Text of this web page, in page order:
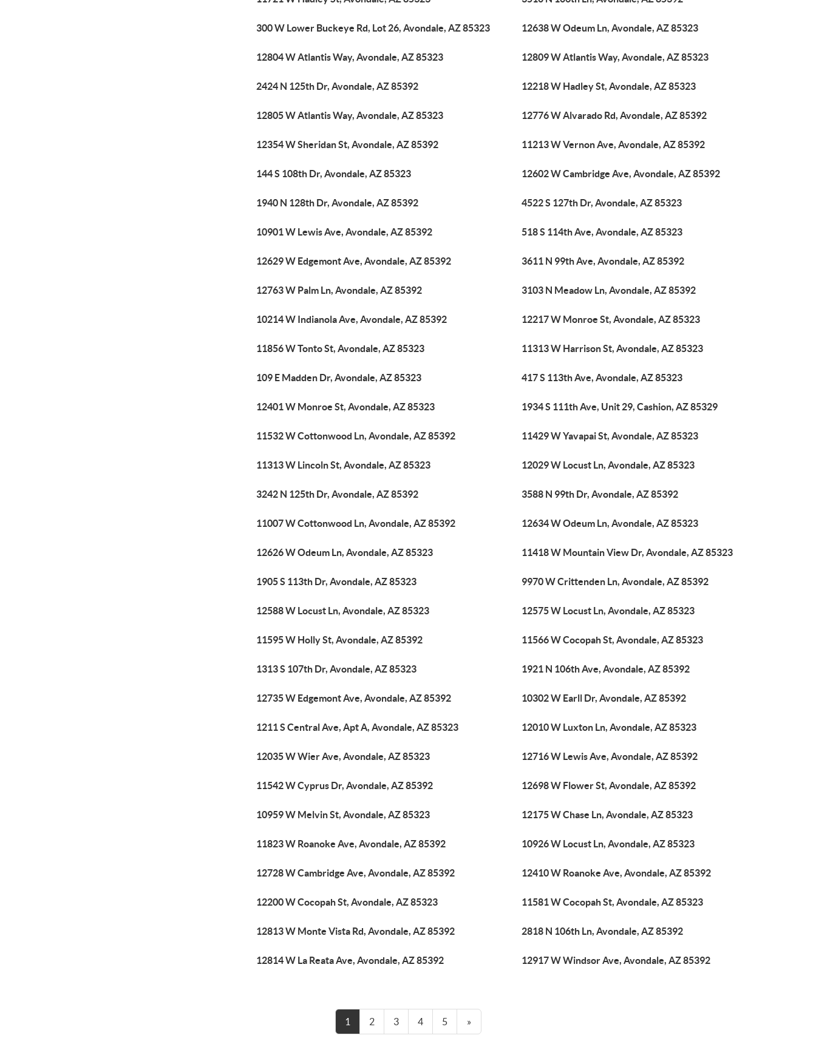
300 W Lower Buckeye Rd, Lot 26, Avondale, AZ 85323 12638 W Odeum Ln, Avondale, AZ 85323
12804 W Atlantis Way, Avondale, AZ 85323 12809 W Atlantis Way, Avondale, AZ 85323
2424 N 125th Dr, Avondale, AZ 85392 12218 W Hadley St, Avondale, AZ 85323
12805 W Atlantis Way, Avondale, AZ 85323 12776 W Alvarado Rd, Avondale, AZ 85392
12354 W Sheridan St, Avondale, AZ 85392 11213 W Vernon Ave, Avondale, AZ 85392
144 S 108th Dr, Avondale, AZ 85323 12602 W Cambridge Ave, Avondale, AZ 85392
1940 N 128th Dr, Avondale, AZ 85392 4522 S 127th Dr, Avondale, AZ 85323
10901 W Lewis Ave, Avondale, AZ 85392 518 S 114th Ave, Avondale, AZ 85323
12629 W Edgemont Ave, Avondale, AZ 85392 3611 N 99th Ave, Avondale, AZ 85392
12763 W Palm Ln, Avondale, AZ 85392 3103 N Meadow Ln, Avondale, AZ 85392
10214 W Indianola Ave, Avondale, AZ 85392 12217 W Monroe St, Avondale, AZ 85323
11856 W Tonto St, Avondale, AZ 85323 11313 W Harrison St, Avondale, AZ 85323
109 E Madden Dr, Avondale, AZ 85323 417 S 113th Ave, Avondale, AZ 85323
12401 W Monroe St, Avondale, AZ 85323 1934 S 111th Ave, Unit 29, Cashion, AZ 85329
11532 W Cottonwood Ln, Avondale, AZ 85392 11429 W Yavapai St, Avondale, AZ 85323
11313 W Lincoln St, Avondale, AZ 85323 12029 W Locust Ln, Avondale, AZ 85323
3242 N 125th Dr, Avondale, AZ 85392 3588 N 99th Dr, Avondale, AZ 85392
11007 W Cottonwood Ln, Avondale, AZ 85392 12634 W Odeum Ln, Avondale, AZ 85323
12626 W Odeum Ln, Avondale, AZ 85323 11418 W Mountain View Dr, Avondale, AZ 85323
1905 S 113th Dr, Avondale, AZ 85323 9970 W Crittenden Ln, Avondale, AZ 85392
12588 W Locust Ln, Avondale, AZ 85323 12575 W Locust Ln, Avondale, AZ 85323
11595 W Holly St, Avondale, AZ 85392 11566 W Cocopah St, Avondale, AZ 85323
1313 S 107th Dr, Avondale, AZ 85323 1921 N 106th Ave, Avondale, AZ 85392
12735 W Edgemont Ave, Avondale, AZ 85392 10302 W Earll Dr, Avondale, AZ 85392
1211 S Central Ave, Apt A, Avondale, AZ 85323 12010 W Luxton Ln, Avondale, AZ 85323
12035 W Wier Ave, Avondale, AZ 85323 12716 W Lewis Ave, Avondale, AZ 85392
11542 W Cyprus Dr, Avondale, AZ 85392 12698 W Flower St, Avondale, AZ 85392
10959 W Melvin St, Avondale, AZ 85323 12175 W Chase Ln, Avondale, AZ 85323
11823 W Roanoke Ave, Avondale, AZ 85392 10926 W Locust Ln, Avondale, AZ 85323
12728 W Cambridge Ave, Avondale, AZ 85392 12410 W Roanoke Ave, Avondale, AZ 85392
12200 W Cocopah St, Avondale, AZ 85323 11581 W Cocopah St, Avondale, AZ 85323
12813 W Monte Vista Rd, Avondale, AZ 85392 2818 N 106th Ln, Avondale, AZ 85392
12814 W La Reata Ave, Avondale, AZ 85392 12917 W Windsor Ave, Avondale, AZ 85392
1 2 3 4 5 »